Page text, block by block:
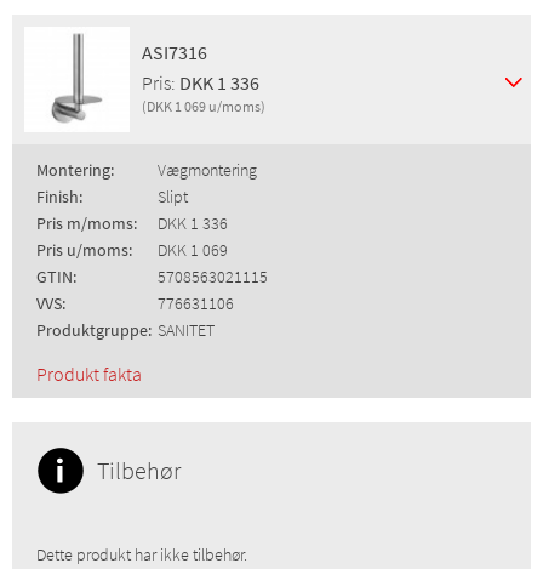
ASI7316
Pris: DKK 1 336
(DKK 1 069 u/moms)
Montering:
Vægmontering
Finish:
Slipt
Pris m/moms:
DKK 1 336
Pris u/moms:
DKK 1 069
GTIN:
5708563021115
VVS:
776631106
Produktgruppe: SANITET
Produkt fakta
Tilbehør
Dette produkt har ikke tilbehør.